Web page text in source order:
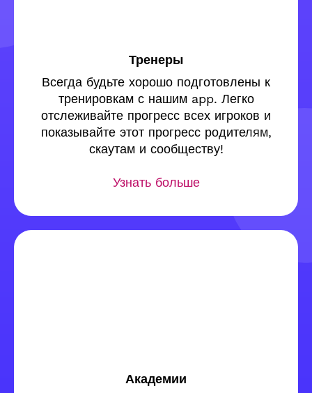
Тренеры
Всегда будьте хорошо подготовлены к
тренировкам с нашим app. Легко
отслеживайте прогресс всех игроков и
показывайте этот прогресс родителям,
скаутам и сообществу!
Узнать больше
Академии